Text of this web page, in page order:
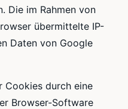
Die im Rahmen von
übermittelte IP-
Daten von Google
Cookies durch eine
Browser-Software